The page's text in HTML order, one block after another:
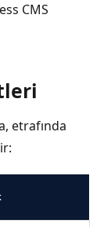
CMS
etrafında